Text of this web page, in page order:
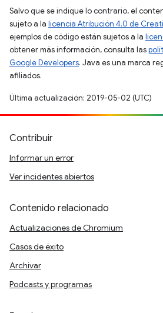
Salvo que se indique lo contrario, el
sujeto a la licencia Atribución 4.0 de
ejemplos de código están sujetos a la
obtener más información, consulta las
Google Developers. Java es una marca
afiliados.
Última actualización: 2019-05-02 (UTC)
Contribuir
Informar un error
Ver incidentes abiertos
Contenido relacionado
Actualizaciones de Chromium
Casos de éxito
Archivar
Podcasts y programas